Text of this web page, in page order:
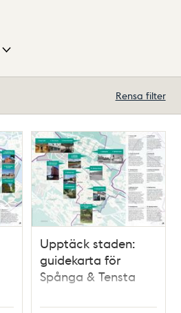
Rensa filter
Upptäck staden:
guidekarta för
Spånga & Tensta